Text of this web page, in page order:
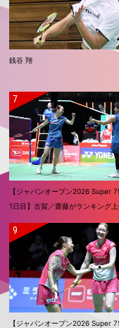
銭谷 翔
【ジャパンオープン2026 Super
1日目】古賀／齋藤がランキング上
奈良岡、奥原、渡辺／田口も2
【ジャパンオープン2026 Super